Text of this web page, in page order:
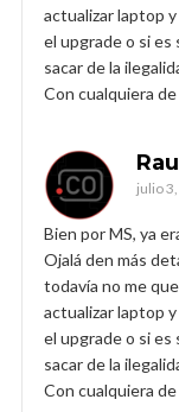
actualizar laptop
el upgrade o si
sacar de la
Con cualquiera
julio
Bien por MS, ya
Ojalá den más
todavía no me
actualizar laptop
el upgrade o si
sacar de la
Con cualquiera